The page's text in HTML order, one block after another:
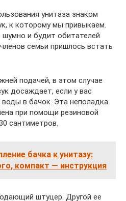
унитаза знаком
к которому мы привыкаем.
и будит обитателей
семьи пришлось встать
подачей, в этом случае
досаждает, если у вас
воды в бачок. Эта неполадка
при помощи резиновой
сантиметров.
бачка к унитазу:
компакт — инструкция
штуцер. Другой ее